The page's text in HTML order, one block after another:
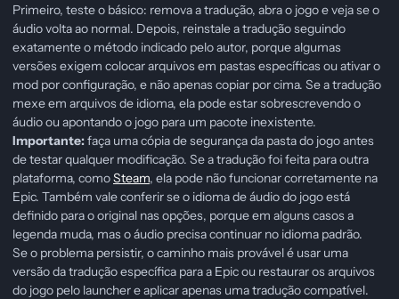
Primeiro, teste o básico: remova a tradução, abra o jogo e veja se o
áudio volta ao normal. Depois, reinstale a tradução seguindo
exatamente o método indicado pelo autor, porque algumas
versões exigem colocar arquivos em pastas específicas ou ativar o
mod por configuração, e não apenas copiar por cima. Se a tradução
mexe em arquivos de idioma, ela pode estar sobrescrevendo o
áudio ou apontando o jogo para um pacote inexistente.
Importante:faça uma cópia de segurança da pasta do jogo antes
de testar qualquer modificação. Se a tradução foi feita para outra
plataforma, comoSteam, ela pode não funcionar corretamente na
Epic. Também vale conferir se o idioma de áudio do jogo está
definido para o original nas opções, porque em alguns casos a
legenda muda, mas o áudio precisa continuar no idioma padrão.
Se o problema persistir, o caminho mais provável é usar uma
versão da tradução específica para a Epic ou restaurar os arquivos
do jogo pelo launcher e aplicar apenas uma tradução compatível.